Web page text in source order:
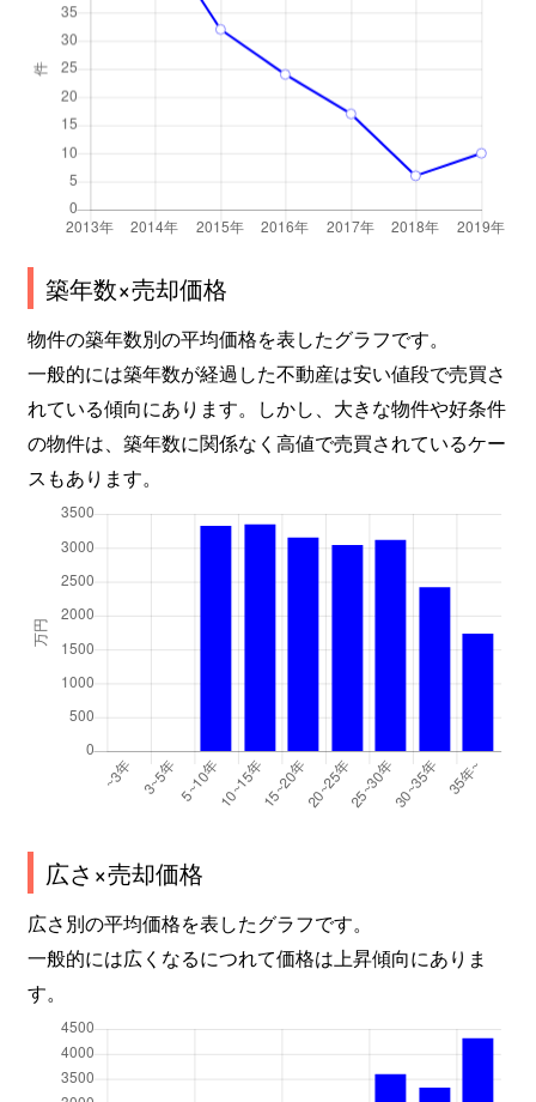
築年数×売却価格
物件の築年数別の平均価格を表したグラフです。
一般的には築年数が経過した不動産は安い値段で売買さ
れている傾向にあります。しかし、大きな物件や好条件
の物件は、築年数に関係なく高値で売買されているケー
スもあります。
広さ×売却価格
広さ別の平均価格を表したグラフです。
一般的には広くなるにつれて価格は上昇傾向にありま
す。